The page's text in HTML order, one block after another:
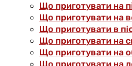
Що приготувати на
Що приготувати на
Що приготувати в
Що приготувати на
Що приготувати на